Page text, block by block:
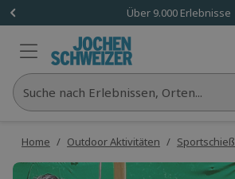
Über 9.000 Erlebnisse
Suche nach Erlebnissen, Orten...
Home / Outdoor Aktivitäten /